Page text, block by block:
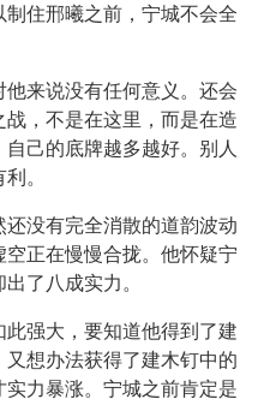
住邢曦之前，宁城不会全
来说没有任何意义。还会
，不是在这里，而是在造
己的底牌越多越好。别人
。
没有完全消散的道韵波动
正在慢慢合拢。他怀疑宁
了八成实力。
强大，要知道他得到了建
想办法获得了建木钉中的
力暴涨。宁城之前肯定是